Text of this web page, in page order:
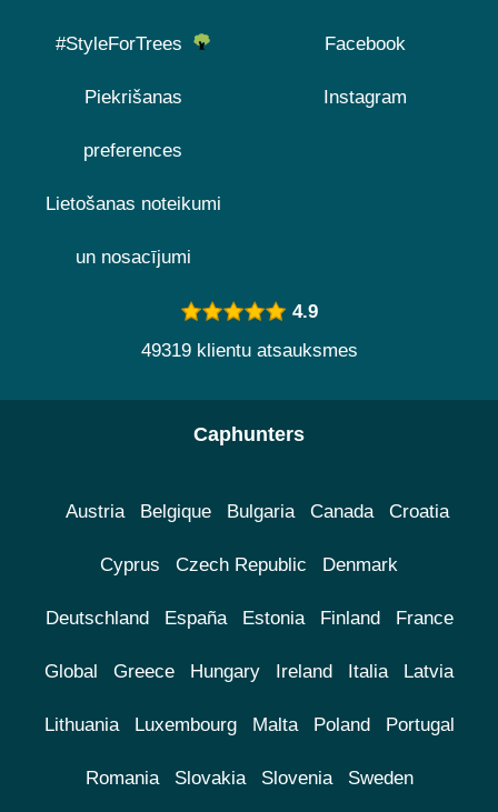
#StyleForTrees
Piekrišanas
preferences
Lietošanas noteikumi
un nosacījumi
Facebook
Instagram
4.9
49319 klientu atsauksmes
Caphunters
Austria Belgique Bulgaria Canada Croatia
Cyprus Czech Republic Denmark
Deutschland España Estonia Finland France
Global Greece Hungary Ireland Italia Latvia
Lithuania Luxembourg Malta Poland Portugal
Romania Slovakia Slovenia Sweden